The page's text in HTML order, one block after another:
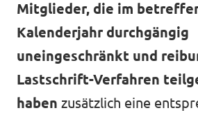
Mitglieder, die im
Kalenderjahr durchgängig
uneingeschränkt und
Lastschrift-Verfahren
haben zusätzlich eine